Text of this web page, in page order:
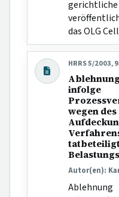
das OLG
HRRS 5/2003,
infolge
wegen
Autor(en):